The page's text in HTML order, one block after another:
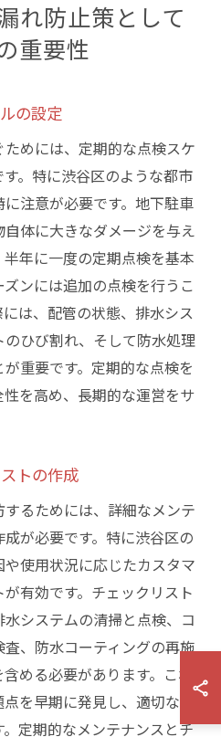
れ防止策として
重要性
の設定
めには、定期的な点検スケ
。特に渋谷区のような都市
注意が必要です。地下駐車
体に大きなダメージを与え
年に一度の定期点検を基本
ンには追加の点検を行うこ
は、配管の状態、排水シス
ひび割れ、そして防水処理
重要です。定期的な点検を
を高め、長期的な運営をサ
トの作成
るためには、詳細なメンテ
が必要です。特に渋谷区の
使用状況に応じたカスタマ
有効です。チェックリスト
システムの清掃と点検、コ
、防水コーティングの再施
める必要があります。これ
を早期に発見し、適切な対
定期的なメンテナンスとチ